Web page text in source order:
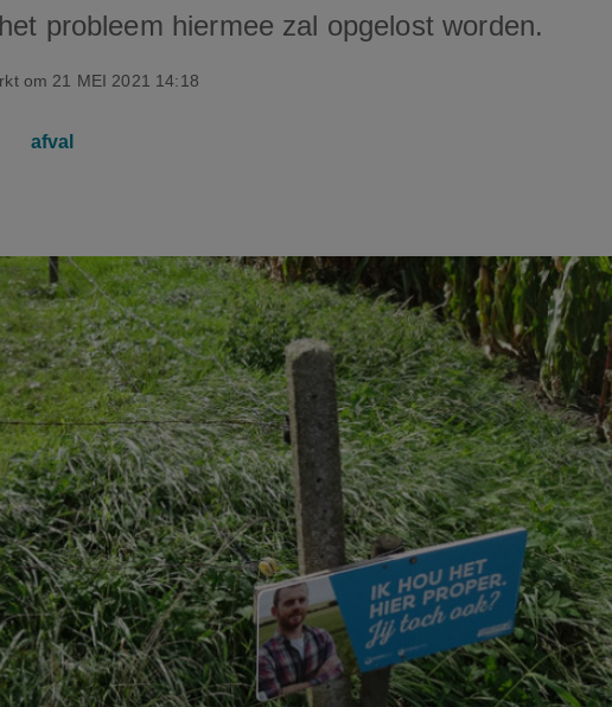
probleem hiermee zal opgelost worden.
om 21 MEI 2021 14:18
afval